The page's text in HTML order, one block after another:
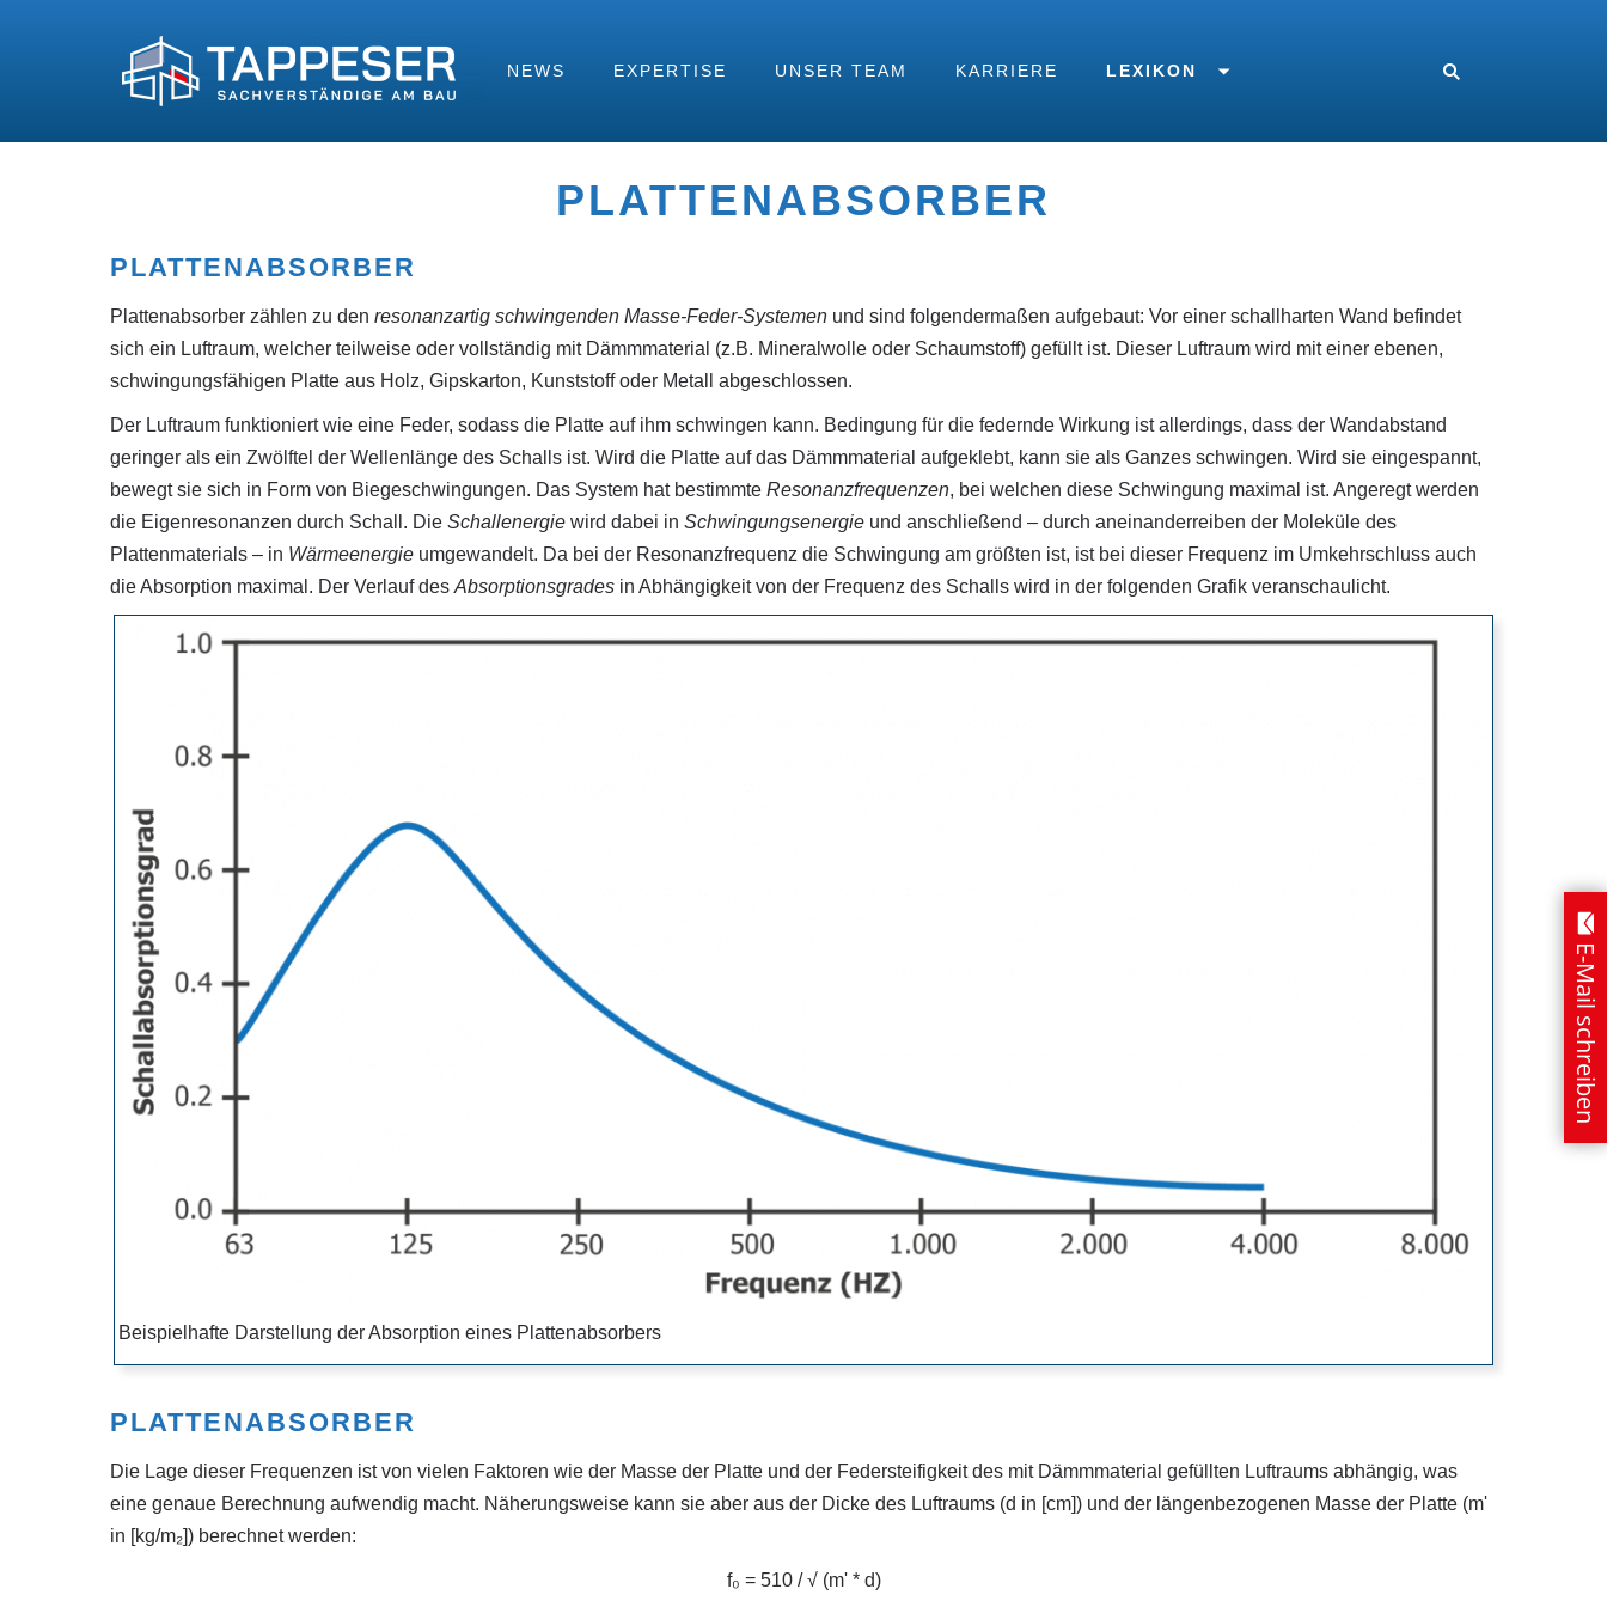
NEWS EXPERTISE UNSER TEAM KARRIERE LEXIKON
PLATTENABSORBER
PLATTENABSORBER
Plattenabsorber zählen zu den resonanzartig schwingenden Masse-Feder-Systemen und sind folgendermaßen aufgebaut: Vor einer schallharten Wand befindet
sich ein Luftraum, welcher teilweise oder vollständig mit Dämmmaterial (z.B. Mineralwolle oder Schaumstoff) gefüllt ist. Dieser Luftraum wird mit einer ebenen,
schwingungsfähigen Platte aus Holz, Gipskarton, Kunststoff oder Metall abgeschlossen.
Der Luftraum funktioniert wie eine Feder, sodass die Platte auf ihm schwingen kann. Bedingung für die federnde Wirkung ist allerdings, dass der Wandabstand
geringer als ein Zwölftel der Wellenlänge des Schalls ist. Wird die Platte auf das Dämmmaterial aufgeklebt, kann sie als Ganzes schwingen. Wird sie eingespannt,
bewegt sie sich in Form von Biegeschwingungen. Das System hat bestimmte Resonanzfrequenzen, bei welchen diese Schwingung maximal ist. Angeregt werden
die Eigenresonanzen durch Schall. Die Schallenergie wird dabei in Schwingungsenergie und anschließend – durch aneinanderreiben der Moleküle des
Plattenmaterials – in Wärmeenergie umgewandelt. Da bei der Resonanzfrequenz die Schwingung am größten ist, ist bei dieser Frequenz im Umkehrschluss auch
die Absorption maximal. Der Verlauf des Absorptionsgrades in Abhängigkeit von der Frequenz des Schalls wird in der folgenden Grafik veranschaulicht.
Beispielhafte Darstellung der Absorption eines Plattenabsorbers
PLATTENABSORBER
Die Lage dieser Frequenzen ist von vielen Faktoren wie der Masse der Platte und der Federsteifigkeit des mit Dämmmaterial gefüllten Luftraums abhängig, was
eine genaue Berechnung aufwendig macht. Näherungsweise kann sie aber aus der Dicke des Luftraums (d in [cm]) und der längenbezogenen Masse der Platte (m'
in [kg/m₂]) berechnet werden:
f₀ = 510 / √ (m' * d)
E-Mail schreiben